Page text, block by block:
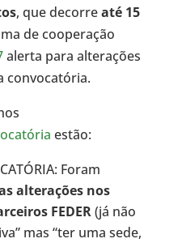
, que decorreaté 15
de cooperação
alerta para alterações
convocatória.
estão:
Foram
alterações nos
FEDER(já não
mas “ter uma sede,